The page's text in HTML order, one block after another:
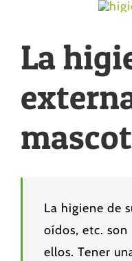
La
La higiene de
oídos, etc.
ellos. Tener